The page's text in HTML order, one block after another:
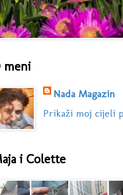
meni
Nada Magazin
Prikaži moj cijeli
i Colette